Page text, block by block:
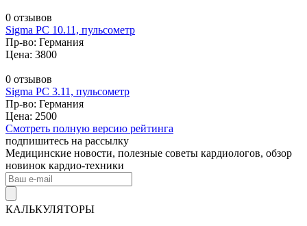
0 отзывов
Sigma PC 10.11, пульсометр
Пр-во: Германия
Цена: 3800
0 отзывов
Sigma PC 3.11, пульсометр
Пр-во: Германия
Цена: 2500
Смотреть полную версию рейтинга
подпишитесь на рассылку
Медицинские новости, полезные советы кардиологов, обзор
новинок кардио-техники
КАЛЬКУЛЯТОРЫ